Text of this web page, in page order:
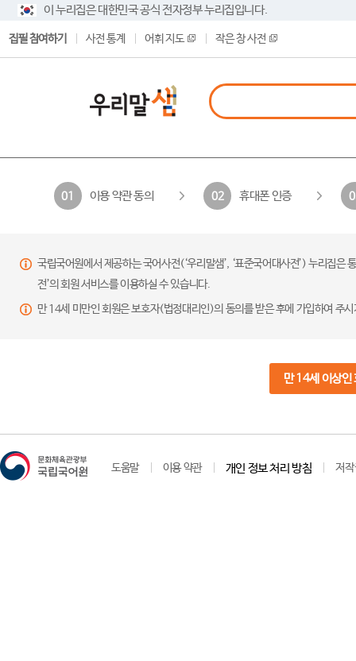
이 누리집은 대한민국 공식 전자정부 누리집입니다.
집필 참여하기 사전 통계 어휘 지도 작은 창 사전
01 이용 약관 동의 02 휴대폰 인증
국립국어원에서 제공하는 국어사전(‘우리말샘’, ‘표준국어대사전’) 누리집
전’의 회원 서비스를 이용하실 수 있습니다.
만 14세 미만인 회원은 보호자(법정대리인)의 동의를 받은 후에 가입하여 주
만 14세 이상인
도움말 이용 약관 개인 정보 처리 방침 저